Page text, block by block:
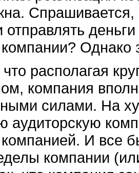
отправлять
Однако
располагая
, компания
силами. На
аудиторскую
И все
компании